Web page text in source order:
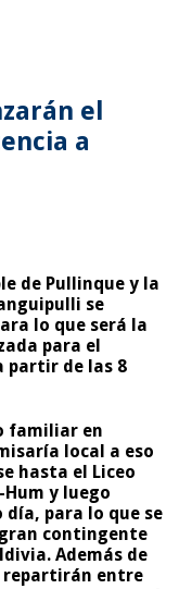
el
a
de Pullinque y la
se
lo que será la
para el
partir de las 8
familiar en
local a eso
hasta el Liceo
y luego
para lo que se
contingente
Además de
repartirán entre